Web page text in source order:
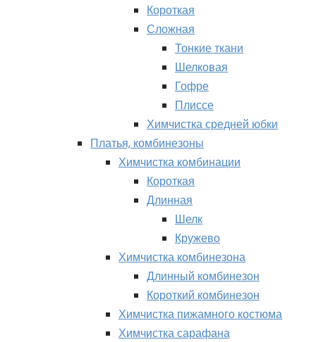
Короткая
Сложная
Тонкие ткани
Шелковая
Гофре
Плиссе
Химчистка средней юбки
Платья, комбинезоны
Химчистка комбинации
Короткая
Длинная
Шелк
Кружево
Химчистка комбинезона
Длинный комбинезон
Короткий комбинезон
Химчистка пижамного костюма
Химчистка сарафана